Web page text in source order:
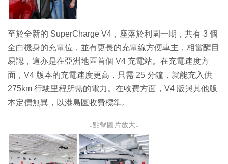
至於全新的 SuperCharge V4，座落於利園一期，共有 3 個
全白機身的充電位，並有更長的充電線方便車主，相當醒目
易認，這亦是在亞洲地區首個 V4 充電站。在充電速度方
面，V4 版本的充電速度更高，只需 25 分鐘，就能充入供
275km 行駛里程所需的電力。在收費方面，V4 版與其他版
本定價無異，以港島區收費標準。
↓點擊圖片放大↓